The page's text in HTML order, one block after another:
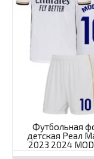
Футбольная
детская Реал
2023 2024